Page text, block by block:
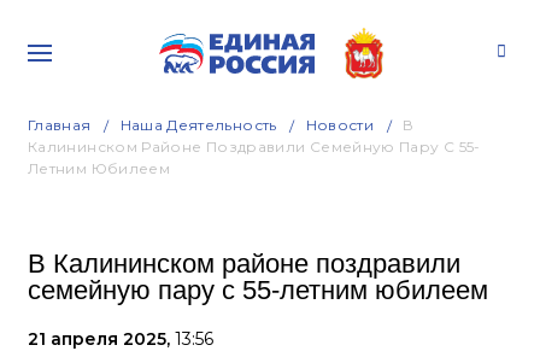
Главная Наша Деятельность Новости
В
Калининском Районе Поздравили Семейную Пару С 55-
Летним Юбилеем
В Калининском районе поздравили
семейную пару с 55-летним юбилеем
21 апреля 2025, 13:56